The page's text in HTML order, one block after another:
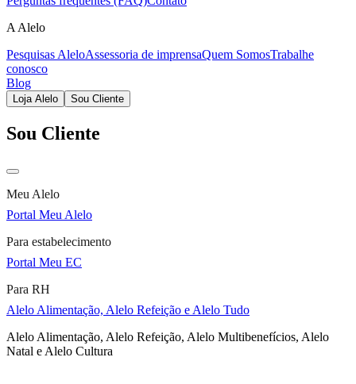
A Alelo
Pesquisas AleloAssessoria de imprensaQuem SomosTrabalhe
conosco
Blog
Loja Alelo Sou Cliente
Sou Cliente
Meu Alelo
Portal Meu Alelo
Para estabelecimento
Portal Meu EC
Para RH
Alelo Alimentação, Alelo Refeição e Alelo Tudo
Alelo Alimentação, Alelo Refeição, Alelo Multibenefícios, Alelo
Natal e Alelo Cultura